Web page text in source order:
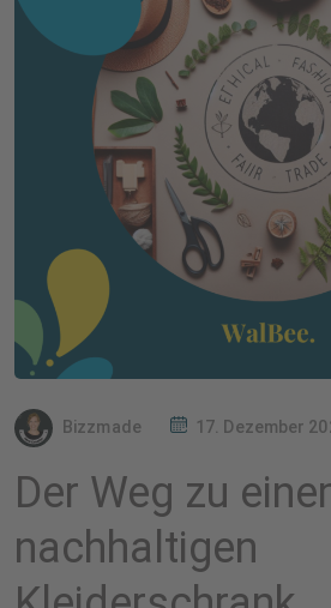
Bizzmade 17. Dezember
Der Weg zu
nachhaltigen